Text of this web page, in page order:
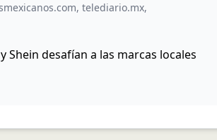
, telediario.mx,
desafían a las marcas locales